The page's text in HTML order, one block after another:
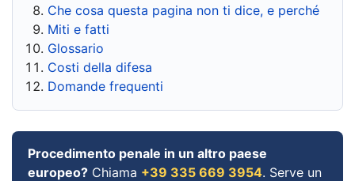
Che cosa questa pagina non ti dice, e perché
Miti e fatti
Glossario
Costi della difesa
Domande frequenti
Procedimento penale in un altro paese
europeo? Chiama +39 335 669 3954. Serve un